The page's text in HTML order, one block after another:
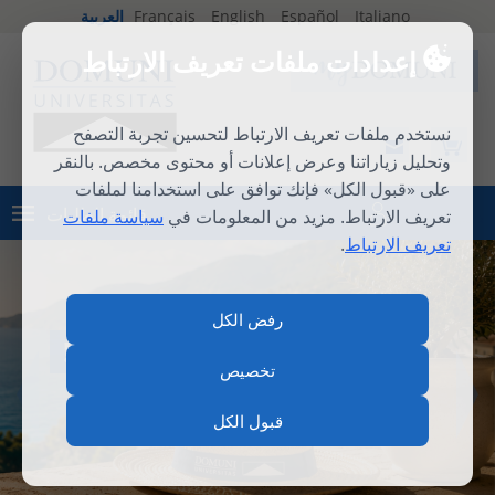
إعدادات ملفات تعريف الارتباط
نستخدم ملفات تعريف الارتباط لتحسين تجربة التصفح
وتحليل زياراتنا وعرض إعلانات أو محتوى مخصص. بالنقر
على «قبول الكل» فإنك توافق على استخدامنا لملفات
تعريف الارتباط. مزيد من المعلومات في سياسة ملفات
تعريف الارتباط.
رفض الكل
تخصيص
قبول الكل
Français English Español Italiano العربية
قائمة الطلبات تسجيل الدخول